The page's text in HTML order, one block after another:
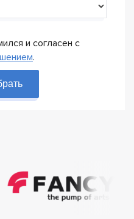
и согласен с
.